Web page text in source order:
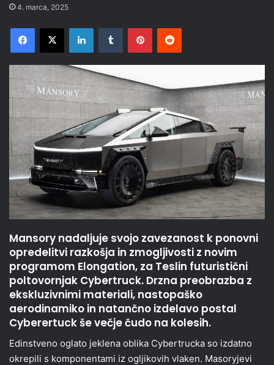
4. marca, 2025
Facebook
X LinkedInTumblr PinterestReddit
Mansory nadaljuje svojo zavezanost k ponovni
opredelitvi razkošja in zmogljivosti z novim
programom Elongation, za Teslin futuristični
poltovornjak Cybertruck. Drzna preobrazba z
ekskluzivnimi materiali, nastopaško
aerodinamiko in natančno izdelavo postal
Cyberertuck še večje čudo na kolesih.
Edinstveno oglato jeklena oblika Cybertrucka so izdatno
okrepili s komponentami iz ogljikovih vlaken. Masoryjevi